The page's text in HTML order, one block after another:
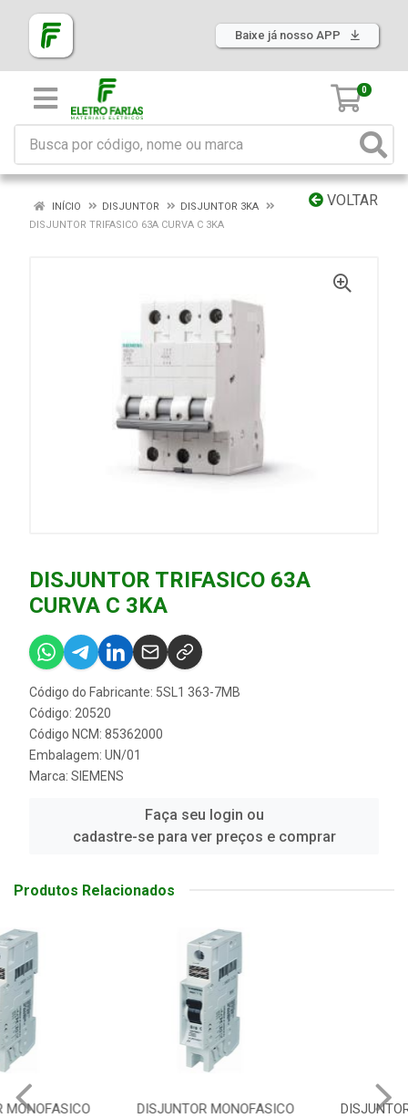
Baixe já nosso APP
0
VOLTAR
INÍCIO DISJUNTOR
DISJUNTOR 3KA
DISJUNTOR TRIFASICO 63A CURVA C 3KA
DISJUNTOR TRIFASICO 63A
CURVA C 3KA
Código do Fabricante: 5SL1 363-7MB
Código: 20520
Código NCM: 85362000
Embalagem: UN/01
Marca: SIEMENS
Faça seu login ou
cadastre-se para ver preços e comprar
Produtos Relacionados
DISJUNTOR MONOFASICO
DISJUNTOR MONOFASICO